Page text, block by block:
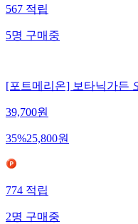
567 적립
5명 구매중
[포트메리온] 보타닉가든
39,700원
35%25,800원
774 적립
2명 구매중